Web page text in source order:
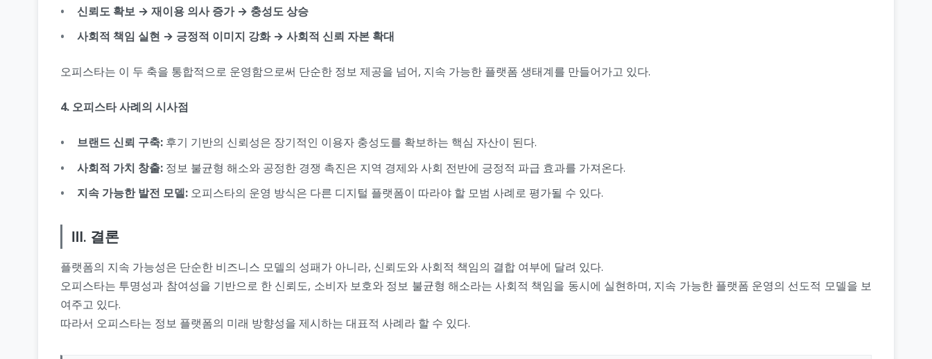
신뢰도 확보 → 재이용 의사 증가 → 충성도 상승
사회적 책임 실현 → 긍정적 이미지 강화 → 사회적 신뢰 자본 확대
오피스타는 이 두 축을 통합적으로 운영함으로써 단순한 정보 제공을 넘어, 지속 가능한 플랫폼 생태계를 만들어가고 있다.
4. 오피스타 사례의 시사점
브랜드 신뢰 구축: 후기 기반의 신뢰성은 장기적인 이용자 충성도를 확보하는 핵심 자산이 된다.
사회적 가치 창출: 정보 불균형 해소와 공정한 경쟁 촉진은 지역 경제와 사회 전반에 긍정적 파급 효과를 가져온다.
지속 가능한 발전 모델: 오피스타의 운영 방식은 다른 디지털 플랫폼이 따라야 할 모범 사례로 평가될 수 있다.
Ⅲ. 결론
플랫폼의 지속 가능성은 단순한 비즈니스 모델의 성패가 아니라, 신뢰도와 사회적 책임의 결합 여부에 달려 있다.
오피스타는 투명성과 참여성을 기반으로 한 신뢰도, 소비자 보호와 정보 불균형 해소라는 사회적 책임을 동시에 실현하며, 지속 가능한 플랫폼 운영의 선도적 모델을 보
여주고 있다.
따라서 오피스타는 정보 플랫폼의 미래 방향성을 제시하는 대표적 사례라 할 수 있다.